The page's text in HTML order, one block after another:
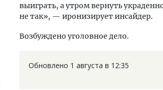
выиграть, а утром вернуть
не так», — иронизирует инсайдер.
Возбуждено уголовное дело.
Обновлено 1 августа в 12:35